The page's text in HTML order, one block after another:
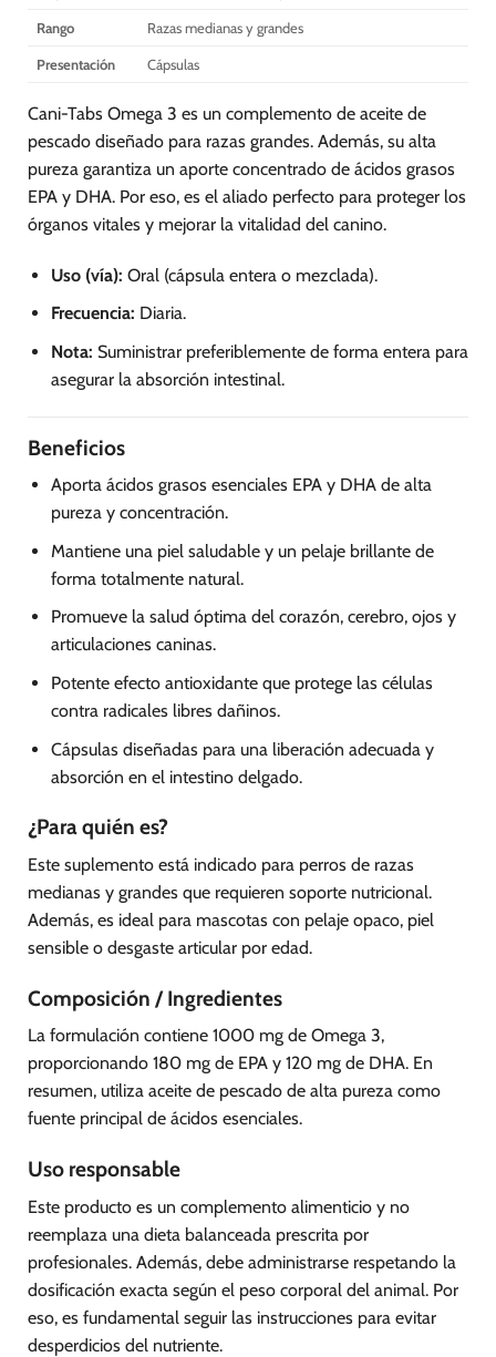
Rango Razas medianas y grandes
Presentación Cápsulas
Cani-Tabs Omega 3 es un complemento de aceite de
pescado diseñado para razas grandes. Además, su alta
pureza garantiza un aporte concentrado de ácidos grasos
EPA y DHA. Por eso, es el aliado perfecto para proteger los
órganos vitales y mejorar la vitalidad del canino.
Uso (vía): Oral (cápsula entera o mezclada).
Frecuencia: Diaria.
Nota: Suministrar preferiblemente de forma entera para
asegurar la absorción intestinal.
Beneficios
Aporta ácidos grasos esenciales EPA y DHA de alta
pureza y concentración.
Mantiene una piel saludable y un pelaje brillante de
forma totalmente natural.
Promueve la salud óptima del corazón, cerebro, ojos y
articulaciones caninas.
Potente efecto antioxidante que protege las células
contra radicales libres dañinos.
Cápsulas diseñadas para una liberación adecuada y
absorción en el intestino delgado.
¿Para quién es?
Este suplemento está indicado para perros de razas
medianas y grandes que requieren soporte nutricional.
Además, es ideal para mascotas con pelaje opaco, piel
sensible o desgaste articular por edad.
Composición / Ingredientes
La formulación contiene 1000 mg de Omega 3,
proporcionando 180 mg de EPA y 120 mg de DHA. En
resumen, utiliza aceite de pescado de alta pureza como
fuente principal de ácidos esenciales.
Uso responsable
Este producto es un complemento alimenticio y no
reemplaza una dieta balanceada prescrita por
profesionales. Además, debe administrarse respetando la
dosificación exacta según el peso corporal del animal. Por
eso, es fundamental seguir las instrucciones para evitar
desperdicios del nutriente.